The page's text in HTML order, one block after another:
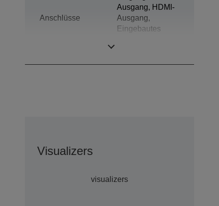
Anschlüsse
Ausgang, HDMI-
Ausgang,
Eingebautes
Visualizers
visualizers